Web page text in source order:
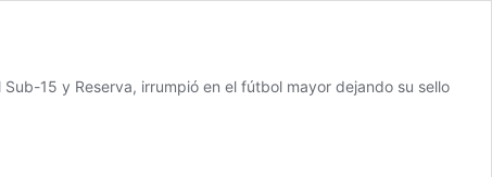
15 y Reserva, irrumpió en el fútbol mayor dejando su sello